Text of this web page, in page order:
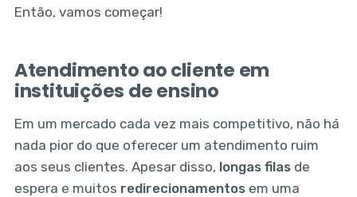
Então, vamos começar!
Atendimento ao cliente em
instituições de ensino
Em um mercado cada vez mais competitivo, não há
nada pior do que oferecer um atendimento ruim
aos seus clientes. Apesar disso, longas filasde
espera e muitos redirecionamentos em uma